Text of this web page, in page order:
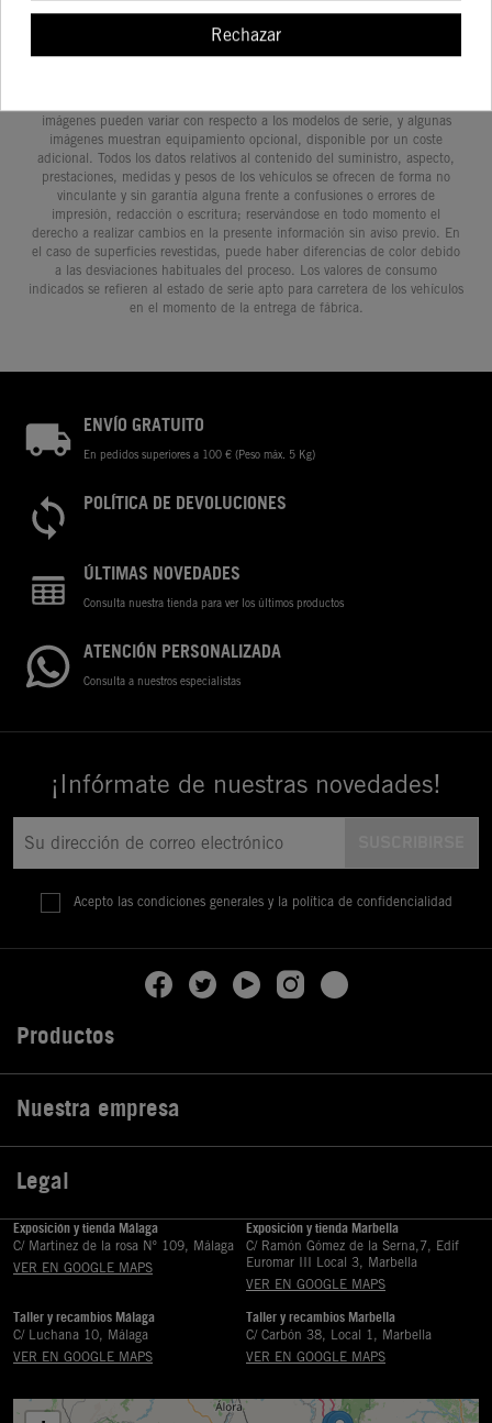
imágenes pueden variar con respecto a los modelos de serie, y algunas
imágenes muestran equipamiento opcional, disponible por un coste
adicional. Todos los datos relativos al contenido del suministro, aspecto,
prestaciones, medidas y pesos de los vehículos se ofrecen de forma no
vinculante y sin garantía alguna frente a confusiones o errores de
impresión, redacción o escritura; reservándose en todo momento el
derecho a realizar cambios en la presente información sin aviso previo. En
el caso de superficies revestidas, puede haber diferencias de color debido
a las desviaciones habituales del proceso. Los valores de consumo
indicados se refieren al estado de serie apto para carretera de los vehículos
en el momento de la entrega de fábrica.
ENVÍO GRATUITO
En pedidos superiores a 100 € (Peso máx. 5 Kg)
POLÍTICA DE DEVOLUCIONES
ÚLTIMAS NOVEDADES
Consulta nuestra tienda para ver los últimos productos
ATENCIÓN PERSONALIZADA
Consulta a nuestros especialistas
¡Infórmate de nuestras novedades!
Acepto las condiciones generales y la política de confidencialidad
Productos
Nuestra empresa
Legal
Exposición y tienda Málaga
C/ Martinez de la rosa Nº 109, Málaga
VER EN GOOGLE MAPS
Exposición y tienda Marbella
C/ Ramón Gómez de la Serna,7, Edif
Euromar III Local 3, Marbella
VER EN GOOGLE MAPS
Taller y recambios Málaga
C/ Luchana 10, Málaga
VER EN GOOGLE MAPS
Taller y recambios Marbella
C/ Carbón 38, Local 1, Marbella
VER EN GOOGLE MAPS
Rechazar